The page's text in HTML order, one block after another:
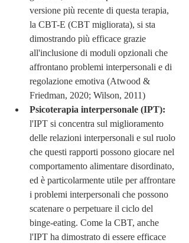
versione più recente di questa terapia,
la CBT-E (CBT migliorata), si sta
dimostrando più efficace grazie
all'inclusione di moduli opzionali che
affrontano problemi interpersonali e di
regolazione emotiva (Atwood &
Friedman, 2020; Wilson, 2011)
Psicoterapia interpersonale (IPT):
l'IPT si concentra sul miglioramento
delle relazioni interpersonali e sul ruolo
che questi rapporti possono giocare nel
comportamento alimentare disordinato,
ed è particolarmente utile per affrontare
i problemi interpersonali che possono
scatenare o perpetuare il ciclo del
binge-eating. Come la CBT, anche
l'IPT ha dimostrato di essere efficace